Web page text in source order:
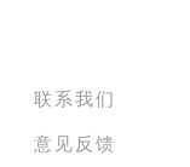
联系我们
意见反馈